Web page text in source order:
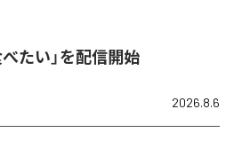
たい」を配信開始
2026.8.6